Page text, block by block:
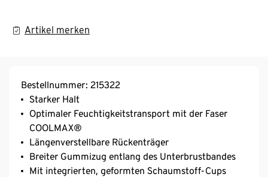
Artikel merken
Bestellnummer: 215322
Starker Halt
Optimaler Feuchtigkeitstransport mit der Faser
COOLMAX®
Längenverstellbare Rückenträger
Breiter Gummizug entlang des Unterbrustbandes
Mit integrierten, geformten Schaumstoff-Cups